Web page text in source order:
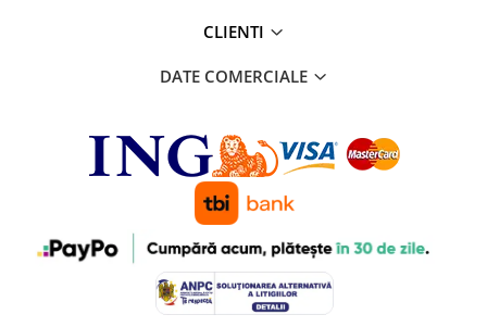
CLIENTI
DATE COMERCIALE